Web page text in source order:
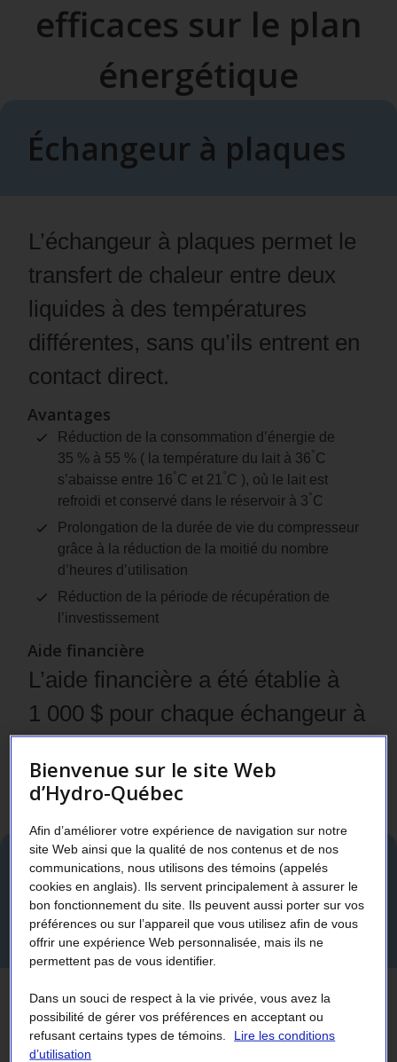
efficaces sur le plan
énergétique
Échangeur à plaques
L’échangeur à plaques permet le
transfert de chaleur entre deux
liquides à des températures
différentes, sans qu’ils entrent en
contact direct.
Avantages
Réduction de la consommation d’énergie de
35 % à 55 % ( la température du lait à 36°C
s’abaisse entre 16°C et 21°C ), où le lait est
refroidi et conservé dans le réservoir à 3°C
Prolongation de la durée de vie du compresseur
grâce à la réduction de la moitié du nombre
d’heures d’utilisation
Réduction de la période de récupération de
l’investissement
Aide financière
L’aide financière a été établie à
1 000 $ pour chaque échangeur à
Détails etconditions
Pompe à lait à vitesse
variable
La pompe à lait à vitesse variable
assure la circulation du lait à un
Bienvenue sur le site Web
d’Hydro-Québec
Afin d’améliorer votre expérience de navigation sur notre
site Web ainsi que la qualité de nos contenus et de nos
communications, nous utilisons des témoins (appelés
cookies en anglais). Ils servent principalement à assurer le
bon fonctionnement du site. Ils peuvent aussi porter sur vos
préférences ou sur l’appareil que vous utilisez afin de vous
offrir une expérience Web personnalisée, mais ils ne
permettent pas de vous identifier.
Dans un souci de respect à la vie privée, vous avez la
possibilité de gérer vos préférences en acceptant ou
refusant certains types de témoins.
Lire les conditions
d’utilisation